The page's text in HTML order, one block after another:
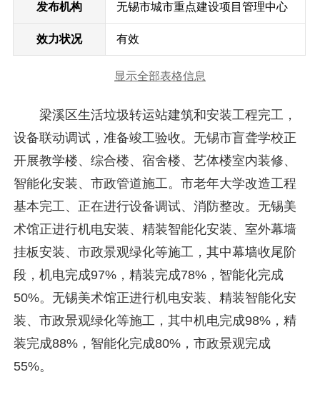
发布机构 无锡市城市重点建设项目管理中心
效力状况 有效
显示全部表格信息
梁溪区生活垃圾转运站建筑和安装工程完工，
设备联动调试，准备竣工验收。无锡市盲聋学校正
开展教学楼、综合楼、宿舍楼、艺体楼室内装修、
智能化安装、市政管道施工。市老年大学改造工程
基本完工、正在进行设备调试、消防整改。无锡美
术馆正进行机电安装、精装智能化安装、室外幕墙
挂板安装、市政景观绿化等施工，其中幕墙收尾阶
段，机电完成97%，精装完成78%，智能化完成
50%。无锡美术馆正进行机电安装、精装智能化安
装、市政景观绿化等施工，其中机电完成98%，精
装完成88%，智能化完成80%，市政景观完成
55%。